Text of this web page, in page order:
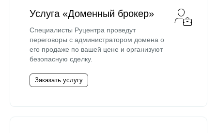
Услуга «Доменный брокер»
Специалисты Руцентра проведут
переговоры с администратором домена о
его продаже по вашей цене и организуют
безопасную сделку.
Заказать услугу